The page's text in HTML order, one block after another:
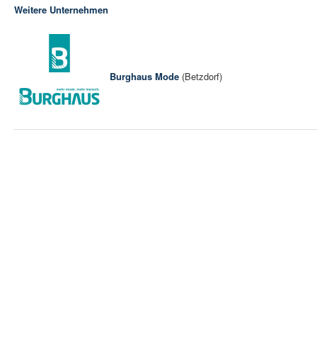
Weitere Unternehmen
Burghaus Mode (Betzdorf)